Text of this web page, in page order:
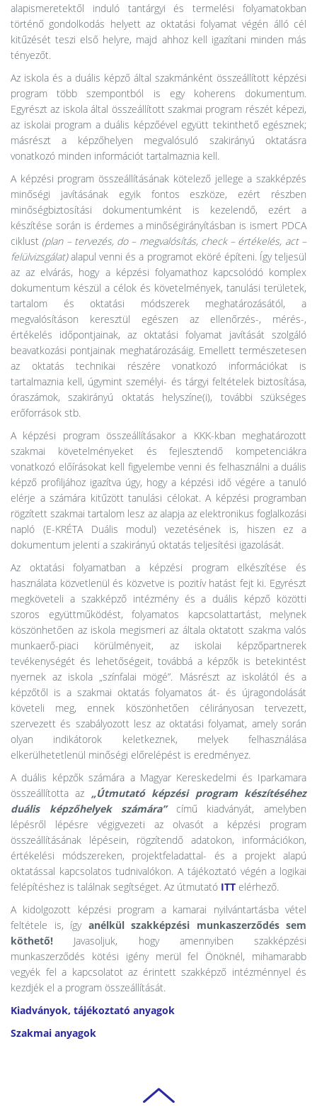
alapismeretektől induló tantárgyi és termelési folyamatokban
történő gondolkodás helyett az oktatási folyamat végén álló cél
kitűzését teszi első helyre, majd ahhoz kell igazítani minden más
tényezőt.
Az iskola és a duális képző által szakmánként összeállított képzési
program több szempontból is egy koherens dokumentum.
Egyrészt az iskola által összeállított szakmai program részét képezi,
az iskolai program a duális képzőével együtt tekinthető egésznek;
másrészt a képzőhelyen megvalósuló szakirányú oktatásra
vonatkozó minden információt tartalmaznia kell.
A képzési program összeállításának kötelező jellege a szakképzés
minőségi javításának egyik fontos eszköze, ezért részben
minőségbiztosítási dokumentumként is kezelendő, ezért a
készítése során is érdemes a minőségirányításban is ismert PDCA
ciklust (plan – tervezés, do – megvalósítás, check – értékelés, act –
felülvizsgálat)alapul venni és a programot eköré építeni. Így teljesül
az az elvárás, hogy a képzési folyamathoz kapcsolódó komplex
dokumentum készül a célok és követelmények, tanulási területek,
tartalom és oktatási módszerek meghatározásától, a
megvalósításon keresztül egészen az ellenőrzés-, mérés-,
értékelés időpontjainak, az oktatási folyamat javítását szolgáló
beavatkozási pontjainak meghatározásáig. Emellett természetesen
az oktatás technikai részére vonatkozó információkat is
tartalmaznia kell, úgymint személyi- és tárgyi feltételek biztosítása,
óraszámok, szakirányú oktatás helyszíne(i), további szükséges
erőforrások stb.
A képzési program összeállításakor a KKK-kban meghatározott
szakmai követelményeket és fejlesztendő kompetenciákra
vonatkozó előírásokat kell figyelembe venni és felhasználni a duális
képző profiljához igazítva úgy, hogy a képzési idő végére a tanuló
elérje a számára kitűzött tanulási célokat. A képzési programban
rögzített szakmai tartalom lesz az alapja az elektronikus foglalkozási
napló (E-KRÉTA Duális modul) vezetésének is, hiszen ez a
dokumentum jelenti a szakirányú oktatás teljesítési igazolását.
Az oktatási folyamatban a képzési program elkészítése és
használata közvetlenül és közvetve is pozitív hatást fejt ki. Egyrészt
megköveteli a szakképző intézmény és a duális képző közötti
szoros együttműködést, folyamatos kapcsolattartást, melynek
köszönhetően az iskola megismeri az általa oktatott szakma valós
munkaerő-piaci körülményeit, az iskolai képzőpartnerek
tevékenységét és lehetőségeit, továbbá a képzők is betekintést
nyernek az iskola „színfalai mögé”. Másrészt az iskolától és a
képzőtől is a szakmai oktatás folyamatos át- és újragondolását
követeli meg, ennek köszönhetően célirányosan tervezett,
szervezett és szabályozott lesz az oktatási folyamat, amely során
olyan indikátorok keletkeznek, melyek felhasználása
elkerülhetetlenül minőségi előrelépést is eredményez.
A duális képzők számára a Magyar Kereskedelmi és Iparkamara
összeállította az „Útmutató képzési program készítéséhez
duális képzőhelyek számára”című kiadványát, amelyben
lépésről lépésre végigvezeti az olvasót a képzési program
összeállításának lépésein, rögzítendő adatokon, információkon,
értékelési módszereken, projektfeladattal- és a projekt alapú
oktatással kapcsolatos tudnivalókon. A tájékoztató végén a logikai
felépítéshez is találnak segítséget. Az útmutató ITT elérhező.
A kidolgozott képzési program a kamarai nyilvántartásba vétel
feltétele is, így anélkül szakképzési munkaszerződés sem
köthető! Javasoljuk, hogy amennyiben szakképzési
munkaszerződés kötési igény merül fel Önöknél, mihamarabb
vegyék fel a kapcsolatot az érintett szakképző intézménnyel és
kezdjék el a program összeállítását.
Kiadványok, tájékoztató anyagok
Szakmai anyagok